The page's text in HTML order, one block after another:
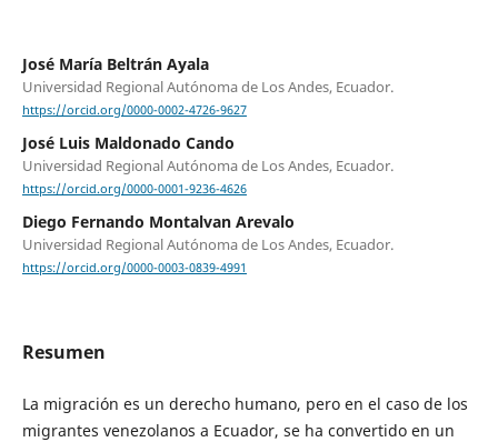
José María Beltrán Ayala
Universidad Regional Autónoma de Los Andes, Ecuador.
https://orcid.org/0000-0002-4726-9627
José Luis Maldonado Cando
Universidad Regional Autónoma de Los Andes, Ecuador.
https://orcid.org/0000-0001-9236-4626
Diego Fernando Montalvan Arevalo
Universidad Regional Autónoma de Los Andes, Ecuador.
https://orcid.org/0000-0003-0839-4991
Resumen
La migración es un derecho humano, pero en el caso de los
migrantes venezolanos a Ecuador, se ha convertido en un